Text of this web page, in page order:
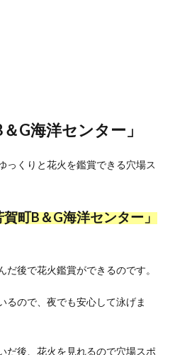
G海洋センター」
っくりと花火を鑑賞できる穴場ス
賀町B＆G海洋センター」
後で花火鑑賞ができるのです。
るので、夜でも安心して泳げま
だ後、花火を見れるので穴場スポ